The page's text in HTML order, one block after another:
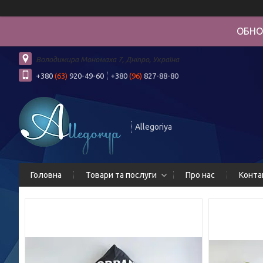
Володимира Мономаха 7, Дніпро, Україна
+380 (63) 920-49-60 +380 (96) 827-88-80
Allegoriya
Головна Товари та послуги Про нас